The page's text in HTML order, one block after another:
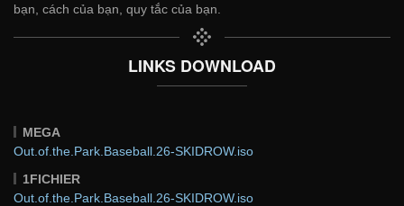
bạn, cách của bạn, quy tắc của bạn.
LINKS DOWNLOAD
MEGA
Out.of.the.Park.Baseball.26-SKIDROW.iso
1FICHIER
Out.of.the.Park.Baseball.26-SKIDROW.iso